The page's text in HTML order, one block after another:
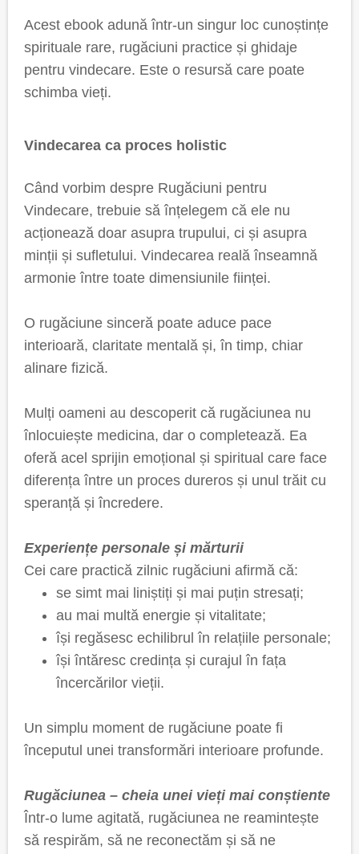
Acest ebook adună într-un singur loc cunoștințe
spirituale rare, rugăciuni practice și ghidaje
pentru vindecare. Este o resursă care poate
schimba vieți.
Vindecarea ca proces holistic
Când vorbim despre Rugăciuni pentru
Vindecare, trebuie să înțelegem că ele nu
acționează doar asupra trupului, ci și asupra
minții și sufletului. Vindecarea reală înseamnă
armonie între toate dimensiunile ființei.
O rugăciune sinceră poate aduce pace
interioară, claritate mentală și, în timp, chiar
alinare fizică.
Mulți oameni au descoperit că rugăciunea nu
înlocuiește medicina, dar o completează. Ea
oferă acel sprijin emoțional și spiritual care face
diferența între un proces dureros și unul trăit cu
speranță și încredere.
Experiențe personale și mărturii
Cei care practică zilnic rugăciuni afirmă că:
se simt mai liniștiți și mai puțin stresați;
au mai multă energie și vitalitate;
își regăsesc echilibrul în relațiile personale;
își întăresc credința și curajul în fața
încercărilor vieții.
Un simplu moment de rugăciune poate fi
începutul unei transformări interioare profunde.
Rugăciunea – cheia unei vieți mai conștiente
Într-o lume agitată, rugăciunea ne reamintește
să respirăm, să ne reconectăm și să ne